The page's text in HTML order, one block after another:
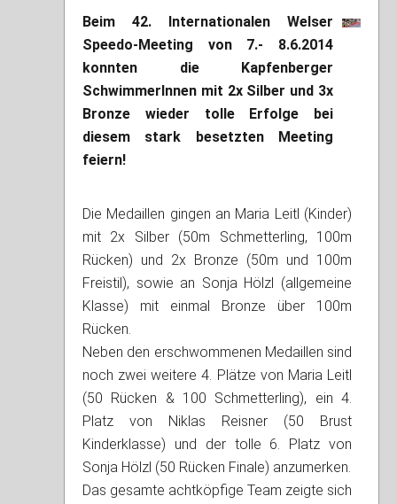
Beim 42. Internationalen Welser
Speedo-Meeting von 7.- 8.6.2014
konnten die Kapfenberger
SchwimmerInnen mit 2x Silber und 3x
Bronze wieder tolle Erfolge bei
diesem stark besetzten Meeting
feiern!
Die Medaillen gingen an Maria Leitl (Kinder)
mit 2x Silber (50m Schmetterling, 100m
Rücken) und 2x Bronze (50m und 100m
Freistil), sowie an Sonja Hölzl (allgemeine
Klasse) mit einmal Bronze über 100m
Rücken.
Neben den erschwommenen Medaillen sind
noch zwei weitere 4. Plätze von Maria Leitl
(50 Rücken & 100 Schmetterling), ein 4.
Platz von Niklas Reisner (50 Brust
Kinderklasse) und der tolle 6. Platz von
Sonja Hölzl (50 Rücken Finale) anzumerken.
Das gesamte achtköpfige Team zeigte sich